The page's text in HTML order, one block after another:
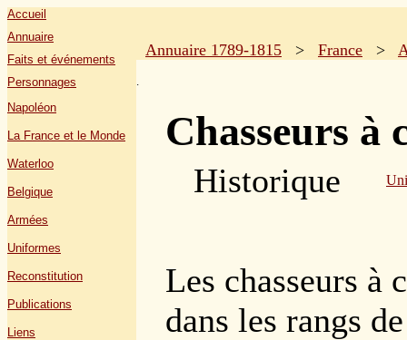
Accueil
Annuaire
Faits et événements
Personnages
Napoléon
La France et le Monde
Waterloo
Belgique
Armées
Uniformes
Reconstitution
Publications
Liens
Annuaire 1789-1815 > France >
.
Chasseurs à
Historique
Les chasseurs à
dans les rangs